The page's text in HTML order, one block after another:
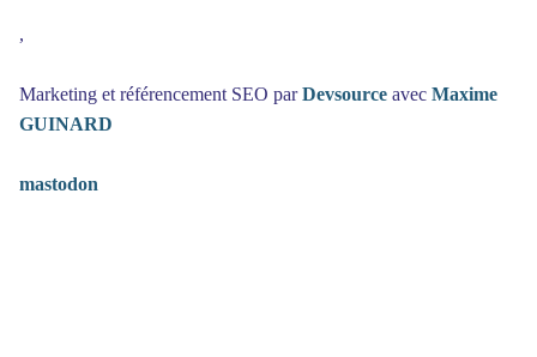
,
Marketing et référencement SEO parDevsource avec Maxime
GUINARD
mastodon